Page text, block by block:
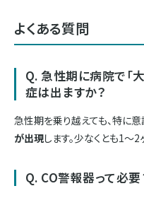
よくある質問
Q. 急性期に病院で「
症は出ますか？
急性期を乗り越えても、特に
が出現します。少なくとも1〜
Q. CO警報器って必要